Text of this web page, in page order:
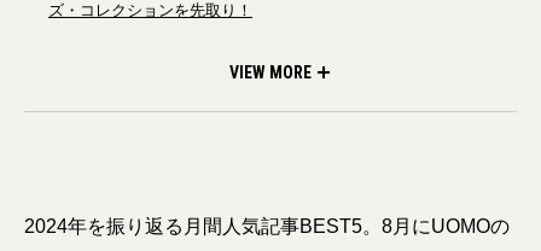
ズ・コレクションを先取り！
ク「インスタポンプフューリー」の「POTR」コラボモデルが再販
「ロエベ」で買うべき夏の新作ショルダーバッグ4選
の名作パンツにはき替えるVIEW MORE
2024年を振り返る月間人気記事BEST5。8月にUOMOの